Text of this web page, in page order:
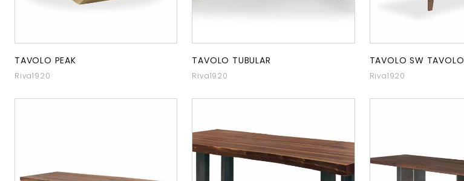
TAVOLO PEAK
Riva1920
TAVOLO TUBULAR
Riva1920
TAVOLO SW TAVOLO
Riva1920